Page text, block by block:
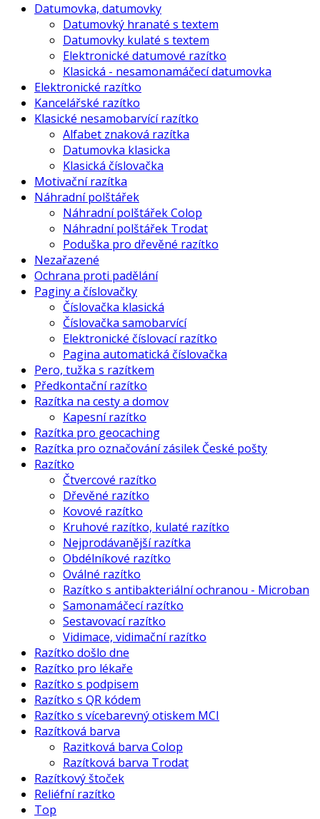
Datumovka, datumovky
Datumovký hranaté s textem
Datumovky kulaté s textem
Elektronické datumové razítko
Klasická - nesamonamáčecí datumovka
Elektronické razítko
Kancelářské razítko
Klasické nesamobarvící razítko
Alfabet znaková razítka
Datumovka klasicka
Klasická číslovačka
Motivační razítka
Náhradní polštářek
Náhradní polštářek Colop
Náhradní polštářek Trodat
Poduška pro dřevěné razítko
Nezařazené
Ochrana proti padělání
Paginy a číslovačky
Číslovačka klasická
Číslovačka samobarvící
Elektronické číslovací razítko
Pagina automatická číslovačka
Pero, tužka s razítkem
Předkontační razítko
Razítka na cesty a domov
Kapesní razítko
Razítka pro geocaching
Razítka pro označování zásilek České pošty
Razítko
Čtvercové razítko
Dřevěné razítko
Kovové razítko
Kruhové razítko, kulaté razítko
Nejprodávanější razítka
Obdélníkové razítko
Oválné razítko
Razítko s antibakteriální ochranou - Microban
Samonamáčecí razítko
Sestavovací razítko
Vidimace, vidimační razítko
Razítko došlo dne
Razítko pro lékaře
Razítko s podpisem
Razítko s QR kódem
Razítko s vícebarevný otiskem MCI
Razítková barva
Razitková barva Colop
Razítková barva Trodat
Razítkový štoček
Reliéfní razítko
Top